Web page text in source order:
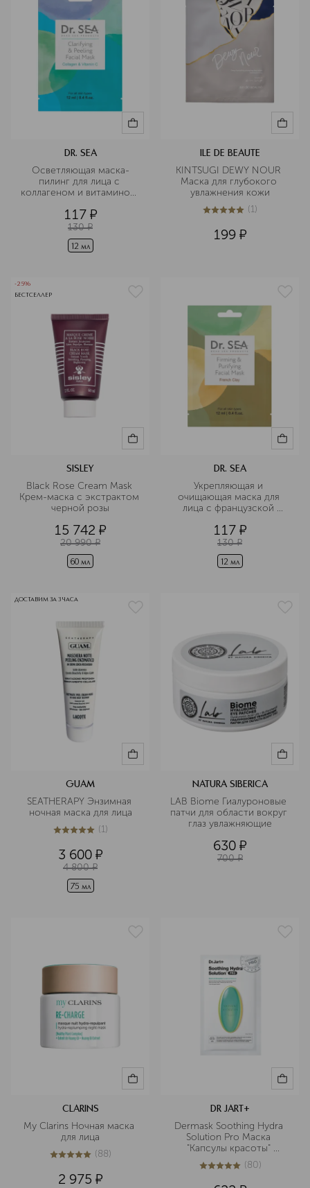
DR. SEA
Осветляющая маска-
пилинг для лица с
коллагеном и витамином
117 ¤
130 ¤
12 мл
ILE DE BEAUTE
KINTSUGI DEWY NOUR
Маска для глубокого
увлажнения кожи
5из 51 (1)
199 ¤
-25%
БЕСТСЕЛЛЕР
SISLEY
Black Rose Cream Mask
Крем-маска с экстрактом
черной розы
15 742 ¤
20 990 ¤
60 мл
DR. SEA
Укрепляющая и
очищающая маска для
лица с французской
117 ¤
130 ¤
12 мл
ДОСТАВИМ ЗА 3 ЧАСА
GUAM
SEATHERAPY Энзимная
ночная маска для лица
5из 51 (1)
3 600 ¤
4 800 ¤
75 мл
NATURA SIBERICA
LAB Biome Гиалуроновые
патчи для области вокруг
глаз увлажняющие
630 ¤
700 ¤
CLARINS
My Clarins Ночная маска
для лица
5из 588 (88)
2 975 ¤
DR JART+
Dermask Soothing Hydra
Solution Pro Маска
"Капсулы красоты"
успокаивающая
5из 580 (80)